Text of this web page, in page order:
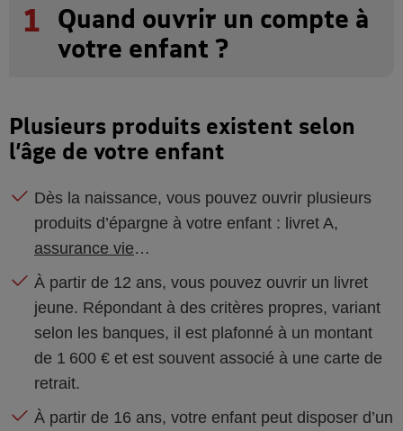
1
Quand ouvrir un compte à
votre enfant ?
Plusieurs produits existent selon
l’âge de votre enfant
Dès la naissance, vous pouvez ouvrir plusieurs
produits d’épargne à votre enfant : livret A,
assurance vie…
À partir de 12 ans, vous pouvez ouvrir un livret
jeune. Répondant à des critères propres, variant
selon les banques, il est plafonné à un montant
de 1 600 € et est souvent associé à une carte de
retrait.
À partir de 16 ans, votre enfant peut disposer d’un